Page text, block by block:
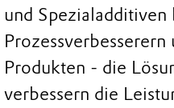
und Spezialadditiven
Produkten - die
verbessern die